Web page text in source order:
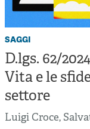
saggi
D.lgs. 62/
Vita e le
settore
Luigi Croce,